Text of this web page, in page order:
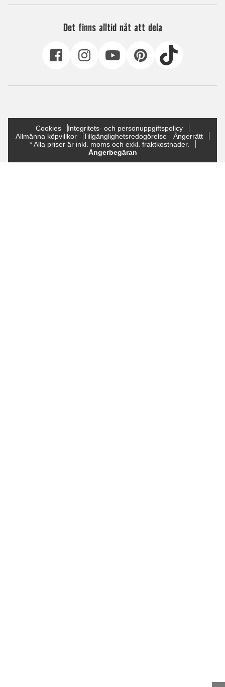
Det finns alltid nåt att dela
Cookies
Integritets- och personuppgiftspolicy
Allmänna köpvillkor
Tillgänglighetsredogörelse
Ångerrätt
* Alla priser är inkl. moms och exkl. fraktkostnader.
Ångerbegäran